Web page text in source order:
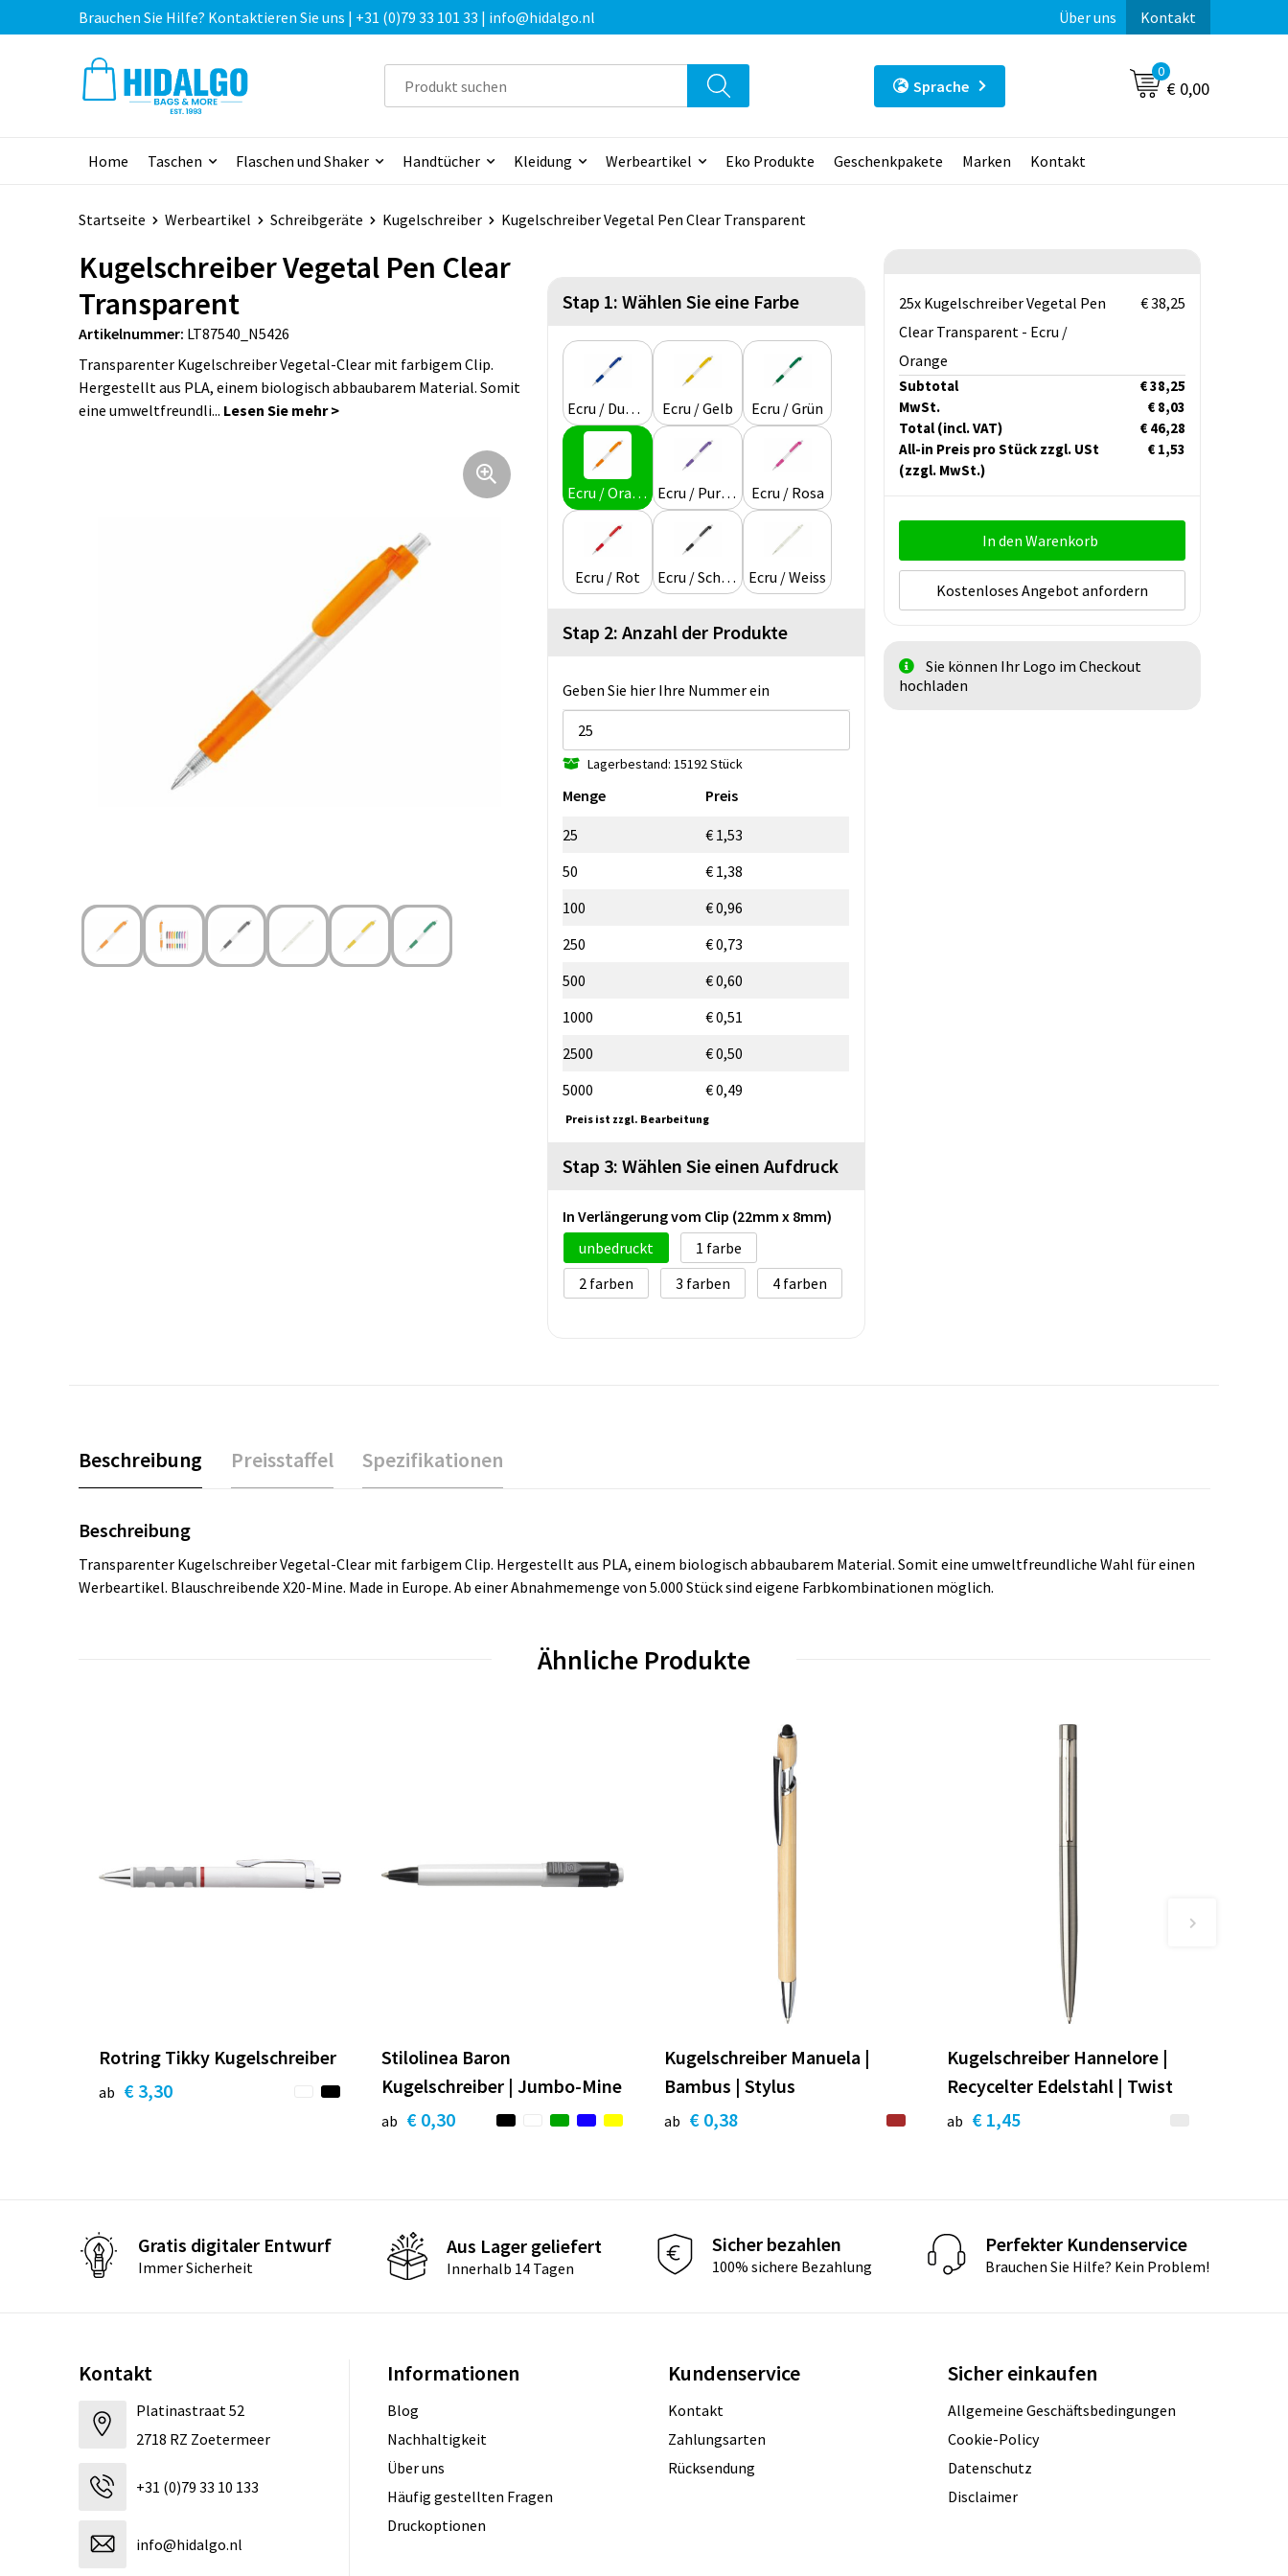
Brauchen Sie Hilfe? Kontaktieren Sie uns | +31 (0)79 33 101 33 | info@hidalgo.nl Über uns Kontakt
Sprache
0
€ 0,00
Home Taschen Flaschen und Shaker Handtücher Kleidung Werbeartikel Eko Produkte Geschenkpakete Marken Kontakt
Startseite Werbeartikel Schreibgeräte Kugelschreiber Kugelschreiber Vegetal Pen Clear Transparent
Kugelschreiber Vegetal Pen Clear
Transparent
Artikelnummer: LT87540_N5426
Transparenter Kugelschreiber Vegetal-Clear mit farbigem Clip.
Hergestellt aus PLA, einem biologisch abbaubarem Material. Somit
eine umweltfreundli...
Stap 1: Wählen Sie eine Farbe
Ecru / Dunkelblau Ecru / Gelb Ecru / Grün
Ecru / Orange Ecru / Purple Ecru / Rosa
Ecru / Rot Ecru / Schwarz Ecru / Weiss
Stap 2: Anzahl der Produkte
Geben Sie hier Ihre Nummer ein
Lagerbestand: 15192 Stück
Menge Preis
25
€ 1,53
50
€ 1,38
100
€ 0,96
250
€ 0,73
500
€ 0,60
1000
€ 0,51
2500
€ 0,50
5000
€ 0,49
Preis ist zzgl. Bearbeitung
Stap 3: Wählen Sie einen Aufdruck
In Verlängerung vom Clip (22mm x 8mm)
unbedruckt
1
2
3 4
25x Kugelschreiber Vegetal Pen
Clear Transparent - Ecru /
Orange
€ 38,25
Subtotal
€ 38,25
MwSt.
€ 8,03
Total (incl. VAT)
€ 46,28
All-in Preis pro Stück zzgl. USt
(zzgl. MwSt.)
€ 1,53
In den Warenkorb
Kostenloses Angebot anfordern
Sie können Ihr Logo im Checkout
hochladen
Beschreibung Preisstaffel Spezifikationen
Beschreibung
Transparenter Kugelschreiber Vegetal-Clear mit farbigem Clip. Hergestellt aus PLA, einem biologisch abbaubarem Material. Somit eine umweltfreundliche Wahl für einen
Werbeartikel. Blauschreibende X20-Mine. Made in Europe. Ab einer Abnahmemenge von 5.000 Stück sind eigene Farbkombinationen möglich.
Ähnliche Produkte
Rotring Tikky Kugelschreiber
ab € 3,30
Stilolinea Baron
Kugelschreiber | Jumbo-Mine
ab € 0,30
Kugelschreiber Manuela |
Bambus | Stylus
ab € 0,38
Kugelschreiber Hannelore |
Recycelter Edelstahl | Twist
ab € 1,45
Gratis digitaler Entwurf
Immer Sicherheit
Aus Lager geliefert
Innerhalb 14 Tagen
Sicher bezahlen
100% sichere Bezahlung
Perfekter Kundenservice
Brauchen Sie Hilfe? Kein Problem!
Kontakt
Platinastraat 52
2718 RZ Zoetermeer
+31 (0)79 33 10 133
info@hidalgo.nl
Informationen
Blog
Nachhaltigkeit
Über uns
Häufig gestellten Fragen
Druckoptionen
Kundenservice
Kontakt
Zahlungsarten
Rücksendung
Sicher einkaufen
Allgemeine Geschäftsbedingungen
Cookie-Policy
Datenschutz
Disclaimer